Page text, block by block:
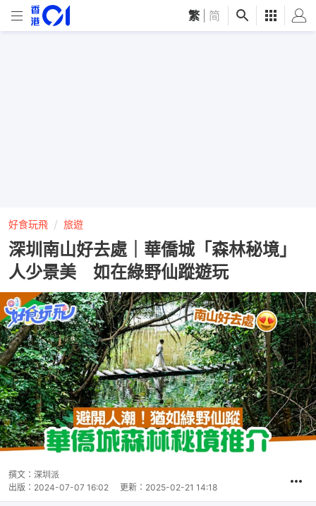
繁 简
好食玩飛 旅遊
深圳南山好去處｜華僑城「森林秘境」
人少景美 如在綠野仙蹤遊玩
撰文： 深圳派
出版： 2024-07-07 16:02 更新： 2025-02-21 14:18